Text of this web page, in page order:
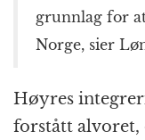
grunnlag for
Norge, sier
Høyres
forstått alvoret,